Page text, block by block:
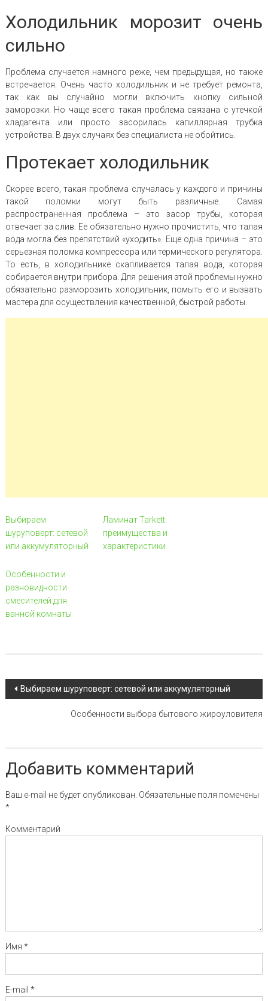
Холодильник морозит очень
сильно
Проблема случается намного реже, чем предыдущая, но также
встречается. Очень часто холодильник и не требует ремонта,
так как вы случайно могли включить кнопку сильной
заморозки. Но чаще всего такая проблема связана с утечкой
хладагента или просто засорилась капиллярная трубка
устройства. В двух случаях без специалиста не обойтись.
Протекает холодильник
Скорее всего, такая проблема случалась у каждого и причины
такой поломки могут быть различные. Самая
распространенная проблема – это засор трубы, которая
отвечает за слив. Ее обязательно нужно прочистить, что талая
вода могла без препятствий «уходить». Еще одна причина – это
серьезная поломка компрессора или термического регулятора.
То есть, в холодильнике скапливается талая вода, которая
собирается внутри прибора. Для решения этой проблемы нужно
обязательно разморозить холодильник, помыть его и вызвать
мастера для осуществления качественной, быстрой работы.
Выбираем
шуруповерт: сетевой
или аккумуляторный
Ламинат Tarkett:
преимущества и
характеристики
Особенности и
разновидности
смесителей для
ванной комнаты
Навигация по записи
Выбираем шуруповерт: сетевой или аккумуляторный
Особенности выбора бытового жироуловителя
Добавить комментарий
Ваш e-mail не будет опубликован. Обязательные поля помечены
*
Комментарий
Имя *
E-mail *